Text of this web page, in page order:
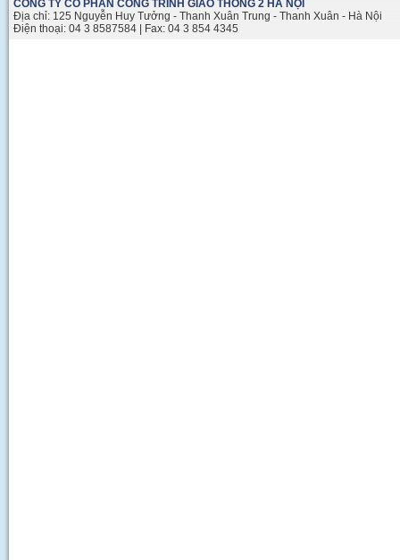
CÔNG TY CỔ PHẦN CÔNG TRÌNH GIAO THÔNG 2 HÀ NỘI
Địa chỉ: 125 Nguyễn Huy Tưởng - Thanh Xuân Trung - Thanh Xuân - Hà Nội
Điện thoại: 04 3 8587584 | Fax: 04 3 854 4345